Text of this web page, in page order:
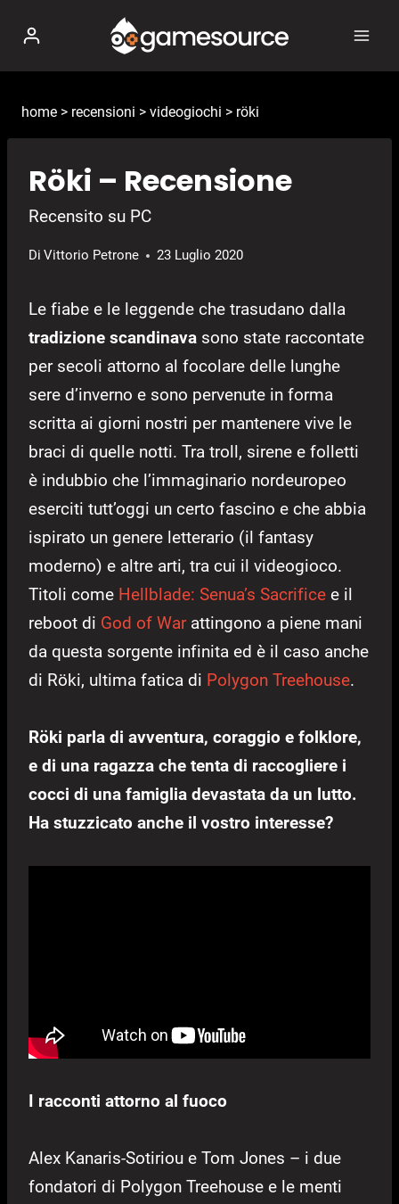
contenuto
home > recensioni > videogiochi > röki
Röki – Recensione
Recensito su PC
Di Vittorio Petrone 23 Luglio 2020
Le fiabe e le leggende che trasudano dalla
tradizione scandinava sono state raccontate
per secoli attorno al focolare delle lunghe
sere d’inverno e sono pervenute in forma
scritta ai giorni nostri per mantenere vive le
braci di quelle notti. Tra troll, sirene e folletti
è indubbio che l’immaginario nordeuropeo
eserciti tutt’oggi un certo fascino e che abbia
ispirato un genere letterario (il fantasy
moderno) e altre arti, tra cui il videogioco.
Titoli come Hellblade: Senua’s Sacrifice e il
reboot di God of Warattingono a piene mani
da questa sorgente infinita ed è il caso anche
di Röki, ultima fatica di Polygon Treehouse.
Röki parla di avventura, coraggio e folklore,
e di una ragazza che tenta di raccogliere i
cocci di una famiglia devastata da un lutto.
Ha stuzzicato anche il vostro interesse?
I racconti attorno al fuoco
Alex Kanaris-Sotiriou e Tom Jones – i due
fondatori di Polygon Treehouse e le menti